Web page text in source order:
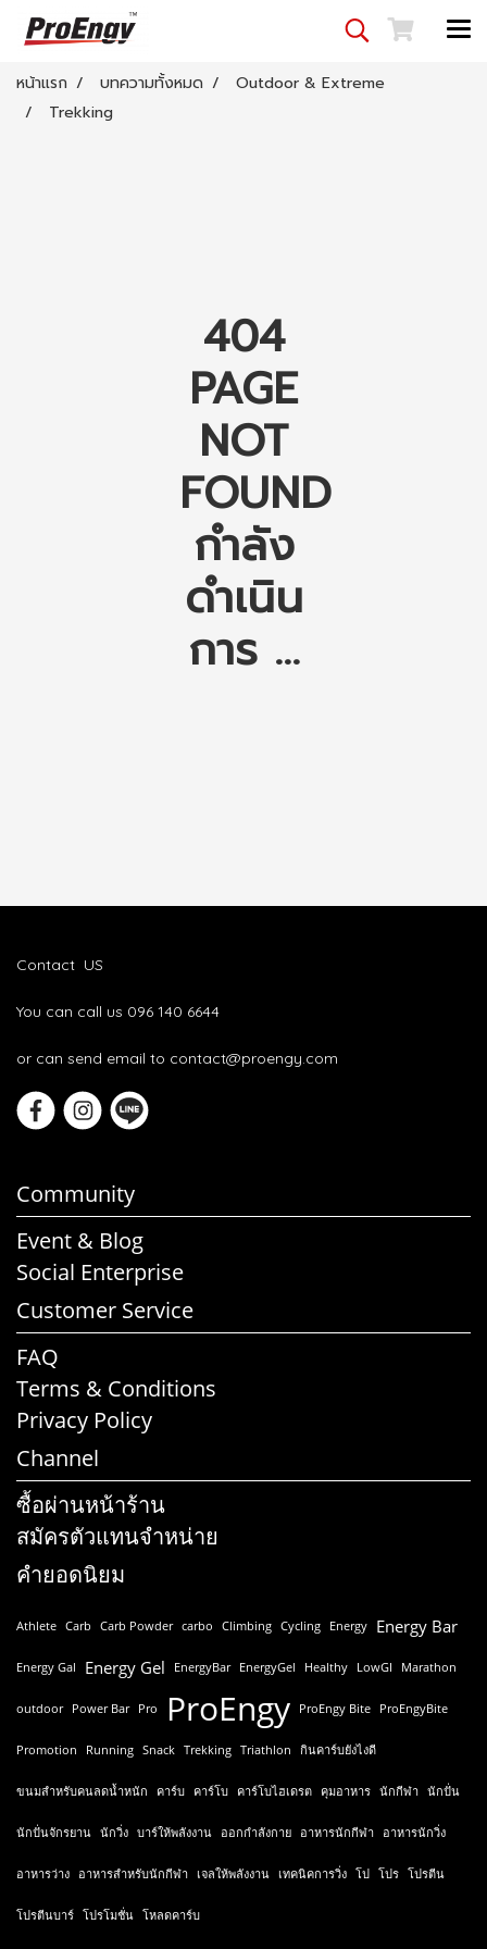
หน้าแรก บทความทั้งหมด
Outdoor & Extreme
Trekking
404
PAGE
NOT
FOUND
กำลัง
ดำเนิน
การ ...
Contact US
You can call us 096 140 6644
or can send email to contact@proengy.com
Community
Event & Blog
Social Enterprise
Customer Service
FAQ
Terms & Conditions
Privacy Policy
Channel
ซื้อผ่านหน้าร้าน
สมัครตัวแทนจำหน่าย
คำยอดนิยม
Athlete Carb Carb Powder carbo Climbing Cycling Energy Energy Bar
Energy Gal Energy Gel EnergyBar EnergyGel Healthy LowGI Marathon
outdoor Power Bar Pro ProEngy ProEngy Bite ProEngyBite
Promotion Running Snack Trekking Triathlon กินคาร์บยังไงดี
ขนมสำหรับคนลดน้ำหนัก คาร์บ คาร์โบ คาร์โบไฮเดรต คุมอาหาร นักกีฬา นักปั่น
นักปั่นจักรยาน นักวิ่ง บาร์ให้พลังงาน ออกกำลังกาย อาหารนักกีฬา อาหารนักวิ่ง
อาหารว่าง อาหารสำหรับนักกีฬา เจลให้พลังงาน เทคนิคการวิ่ง โป โปร โปรตีน
โปรตีนบาร์ โปรโมชั่น โหลดคาร์บ